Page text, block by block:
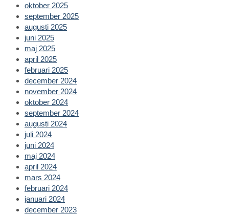
oktober 2025
september 2025
augusti 2025
juni 2025
maj 2025
april 2025
februari 2025
december 2024
november 2024
oktober 2024
september 2024
augusti 2024
juli 2024
juni 2024
maj 2024
april 2024
mars 2024
februari 2024
januari 2024
december 2023